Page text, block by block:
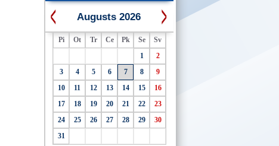
Augusts 2026
Pi Ot Tr Ce Pk Se
Sv
1
2
3
4 5 6 7 8
9
10
11 12 13 14 15
16
17
18 19 20 21 22
23
24
25 26 27 28 29
30
31